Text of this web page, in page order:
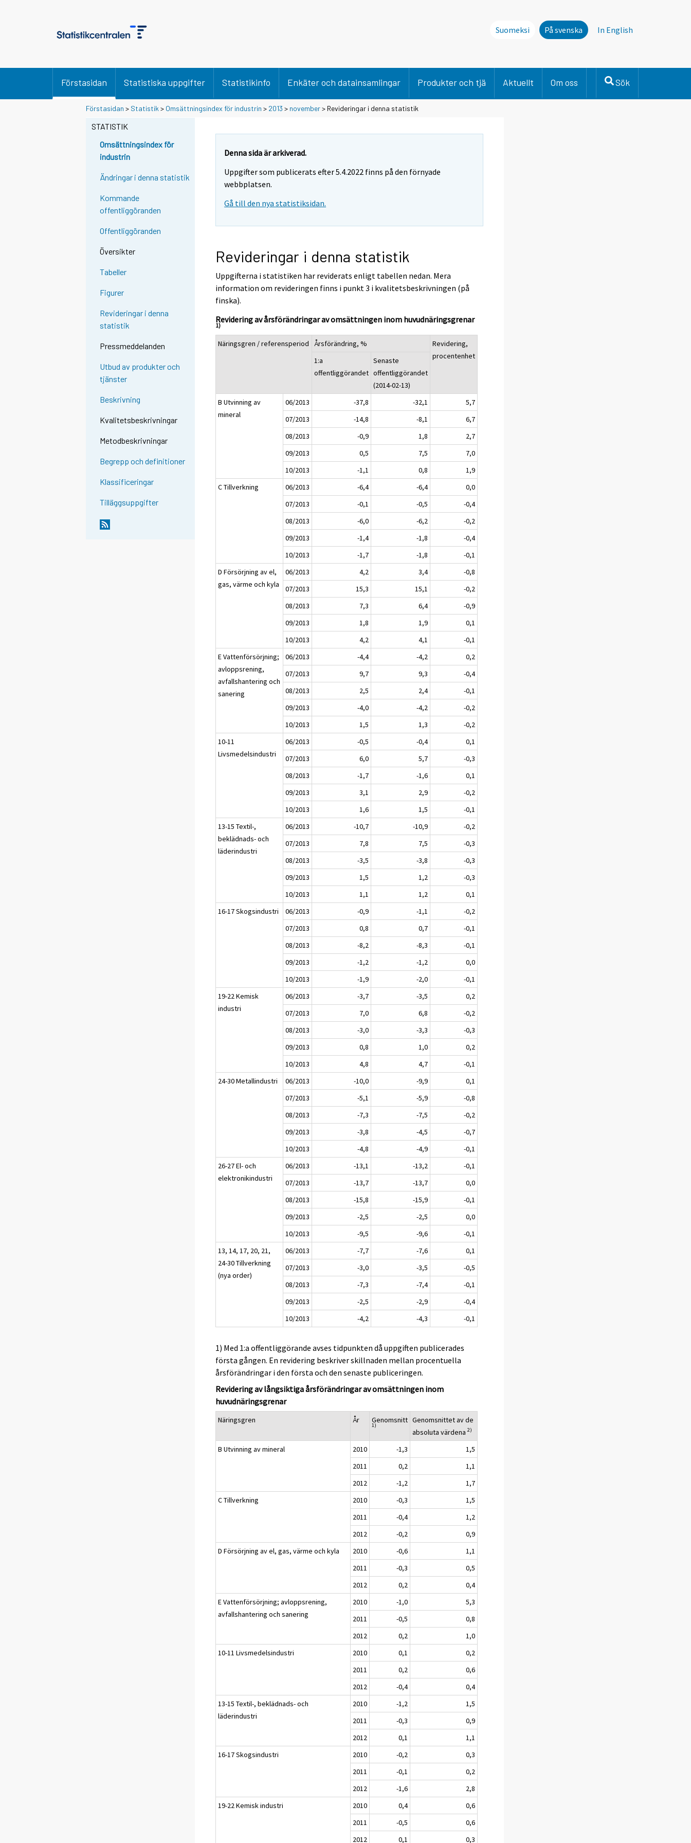
Suomeksi På svenska In English
Förstasidan Statistiska uppgifter Statistikinfo Enkäter och datainsamlingar Produkter och tjä Aktuellt Om oss Sök
Förstasidan > Statistik > Omsättningsindex för industrin > 2013 > november> Revideringar i denna statistik
STATISTIK
Omsättningsindex för
industrin
Ändringar i denna statistik
Kommande
offentliggöranden
Offentliggöranden
Översikter
Tabeller
Figurer
Revideringar i denna
statistik
Pressmeddelanden
Utbud av produkter och
tjänster
Beskrivning
Kvalitetsbeskrivningar
Metodbeskrivningar
Begrepp och definitioner
Klassificeringar
Tilläggsuppgifter
Denna sida är arkiverad.
Uppgifter som publicerats efter 5.4.2022 finns på den förnyade
webbplatsen.
Gå till den nya statistiksidan.
Revideringar i denna statistik
Uppgifterna i statistiken har reviderats enligt tabellen nedan. Mera
information om revideringen finns i punkt 3 i kvalitetsbeskrivningen (på
finska).
Revidering av årsförändringar av omsättningen inom huvudnäringsgrenar
1)
Näringsgren / referensperiod Årsförändring, %
Revidering,
procentenhet
1:a
offentliggörandet
Senaste
offentliggörandet
(2014-02-13)
B Utvinning av
mineral
06/2013 -37,8 -32,1
5,7
07/2013
-14,8 -8,1
6,7
08/2013
-0,9 1,8
2,7
09/2013
0,5 7,5
7,0
10/2013
-1,1 0,8
1,9
C Tillverkning
06/2013 -6,4 -6,4
0,0
07/2013
-0,1 -0,5
-0,4
08/2013
-6,0 -6,2
-0,2
09/2013
-1,4 -1,8
-0,4
10/2013
-1,7 -1,8
-0,1
D Försörjning av el,
gas, värme och kyla
06/2013 4,2 3,4
-0,8
07/2013
15,3 15,1
-0,2
08/2013
7,3 6,4
-0,9
09/2013
1,8 1,9
0,1
10/2013
4,2 4,1
-0,1
E Vattenförsörjning;
avloppsrening,
avfallshantering och
sanering
06/2013 -4,4 -4,2
0,2
07/2013
9,7 9,3
-0,4
08/2013
2,5 2,4
-0,1
09/2013
-4,0 -4,2
-0,2
10/2013
1,5 1,3
-0,2
10-11
Livsmedelsindustri
06/2013 -0,5 -0,4
0,1
07/2013
6,0 5,7
-0,3
08/2013
-1,7 -1,6
0,1
09/2013
3,1 2,9
-0,2
10/2013
1,6 1,5
-0,1
13-15 Textil-,
beklädnads- och
läderindustri
06/2013 -10,7 -10,9
-0,2
07/2013
7,8 7,5
-0,3
08/2013
-3,5 -3,8
-0,3
09/2013
1,5 1,2
-0,3
10/2013
1,1 1,2
0,1
16-17 Skogsindustri
06/2013 -0,9 -1,1
-0,2
07/2013
0,8 0,7
-0,1
08/2013
-8,2 -8,3
-0,1
09/2013
-1,2 -1,2
0,0
10/2013
-1,9 -2,0
-0,1
19-22 Kemisk
industri
06/2013 -3,7 -3,5
0,2
07/2013
7,0 6,8
-0,2
08/2013
-3,0 -3,3
-0,3
09/2013
0,8 1,0
0,2
10/2013
4,8 4,7
-0,1
24-30 Metallindustri
06/2013 -10,0 -9,9
0,1
07/2013
-5,1 -5,9
-0,8
08/2013
-7,3 -7,5
-0,2
09/2013
-3,8 -4,5
-0,7
10/2013
-4,8 -4,9
-0,1
26-27 El- och
elektronikindustri
06/2013 -13,1 -13,2
-0,1
07/2013
-13,7 -13,7
0,0
08/2013
-15,8 -15,9
-0,1
09/2013
-2,5 -2,5
0,0
10/2013
-9,5 -9,6
-0,1
13, 14, 17, 20, 21,
24-30 Tillverkning
(nya order)
06/2013 -7,7 -7,6
0,1
07/2013
-3,0 -3,5
-0,5
08/2013
-7,3 -7,4
-0,1
09/2013
-2,5 -2,9
-0,4
10/2013
-4,2 -4,3 -0,1
1) Med 1:a offentliggörande avses tidpunkten då uppgiften publicerades
första gången. En revidering beskriver skillnaden mellan procentuella
årsförändringar i den första och den senaste publiceringen.
Revidering av långsiktiga årsförändringar av omsättningen inom
huvudnäringsgrenar
Näringsgren År Genomsnitt
1)
Genomsnittet av de
absoluta värdena2)
B Utvinning av mineral 2010 -1,3
1,5
2011
0,2
1,1
2012
-1,2
1,7
C Tillverkning
2010 -0,3
1,5
2011
-0,4
1,2
2012
-0,2
0,9
D Försörjning av el, gas, värme och kyla
2010 -0,6
1,1
2011
-0,3
0,5
2012
0,2
0,4
E Vattenförsörjning; avloppsrening,
avfallshantering och sanering
2010 -1,0
5,3
2011
-0,5
0,8
2012
0,2
1,0
10-11 Livsmedelsindustri
2010 0,1
0,2
2011
0,2
0,6
2012
-0,4
0,4
13-15 Textil-, beklädnads- och
läderindustri
2010 -1,2
1,5
2011
-0,3
0,9
2012
0,1
1,1
16-17 Skogsindustri
2010 -0,2
0,3
2011
-0,1
0,2
2012
-1,6
2,8
19-22 Kemisk industri
2010 0,4
0,6
2011
-0,5
0,6
2012
0,1 0,3